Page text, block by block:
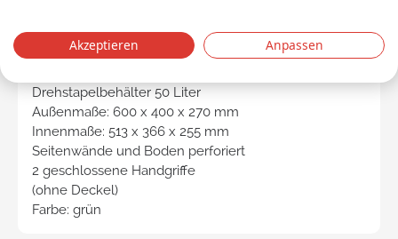
PRODUKTBESCHREIBUNG
Drehstapelbehälter 50 Liter
Außenmaße: 600 x 400 x 270 mm
Innenmaße: 513 x 366 x 255 mm
Seitenwände und Boden perforiert
2 geschlossene Handgriffe
(ohne Deckel)
Farbe: grün
Akzeptieren Anpassen